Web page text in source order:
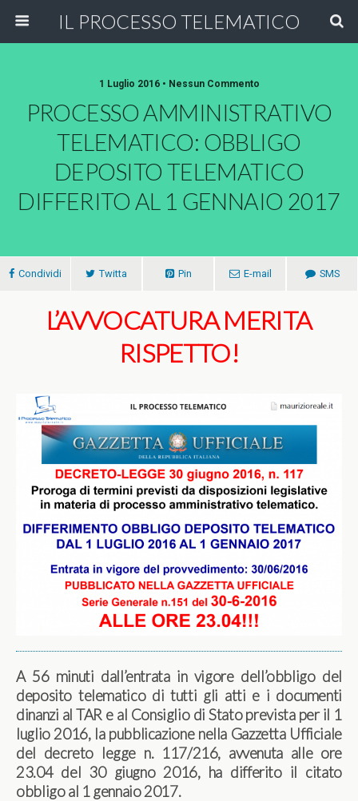
IL PROCESSO TELEMATICO
1 Luglio 2016 • Nessun Commento
PROCESSO AMMINISTRATIVO
TELEMATICO: OBBLIGO
DEPOSITO TELEMATICO
DIFFERITO AL 1 GENNAIO 2017
Condividi Twitta Pin E-mail SMS
L’AVVOCATURA MERITA
RISPETTO!
A 56 minuti dall’entrata in vigore dell’obbligo del
deposito telematico di tutti gli atti e i documenti
dinanzi al TAR e al Consiglio di Stato prevista per il 1
luglio 2016, la pubblicazione nella Gazzetta Ufficiale
del decreto legge n. 117/216, avvenuta alle ore
23.04 del 30 giugno 2016, ha differito il citato
obbligo al 1 gennaio 2017.